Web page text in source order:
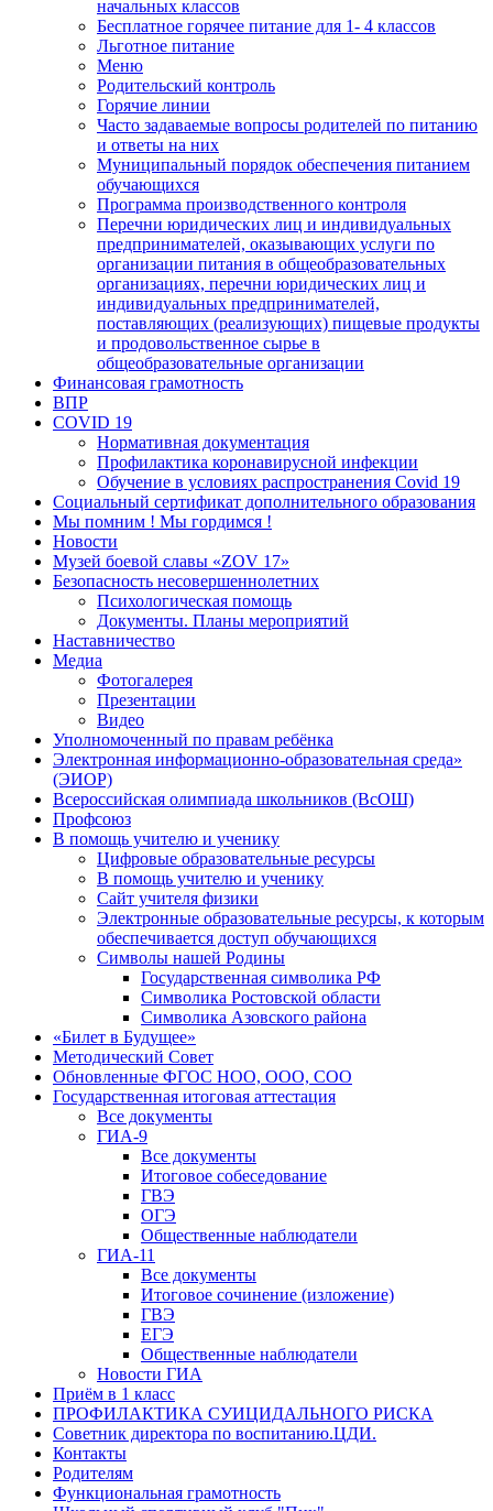
начальных классов
Бесплатное горячее питание для 1- 4 классов
Льготное питание
Меню
Родительский контроль
Горячие линии
Часто задаваемые вопросы родителей по питанию
и ответы на них
Муниципальный порядок обеспечения питанием
обучающихся
Программа производственного контроля
Перечни юридических лиц и индивидуальных
предпринимателей, оказывающих услуги по
организации питания в общеобразовательных
организациях, перечни юридических лиц и
индивидуальных предпринимателей,
поставляющих (реализующих) пищевые продукты
и продовольственное сырье в
общеобразовательные организации
Финансовая грамотность
ВПР
COVID 19
Нормативная документация
Профилактика коронавирусной инфекции
Обучение в условиях распространения Covid 19
Социальный сертификат дополнительного образования
Мы помним ! Мы гордимся !
Новости
Музей боевой славы «ZOV 17»
Безопасность несовершеннолетних
Психологическая помощь
Документы. Планы мероприятий
Наставничество
Медиа
Фотогалерея
Презентации
Видео
Уполномоченный по правам ребёнка
Электронная информационно-образовательная среда»
(ЭИОР)
Всероссийская олимпиада школьников (ВсОШ)
Профсоюз
В помощь учителю и ученику
Цифровые образовательные ресурсы
В помощь учителю и ученику
Сайт учителя физики
Электронные образовательные ресурсы, к которым
обеспечивается доступ обучающихся
Символы нашей Родины
Государственная символика РФ
Символика Ростовской области
Символика Азовского района
«Билет в Будущее»
Методический Совет
Обновленные ФГОС НОО, ООО, СОО
Государственная итоговая аттестация
Все документы
ГИА-9
Все документы
Итоговое собеседование
ГВЭ
ОГЭ
Общественные наблюдатели
ГИА-11
Все документы
Итоговое сочинение (изложение)
ГВЭ
ЕГЭ
Общественные наблюдатели
Новости ГИА
Приём в 1 класс
ПРОФИЛАКТИКА СУИЦИДАЛЬНОГО РИСКА
Советник директора по воспитанию.ЦДИ.
Контакты
Родителям
Функциональная грамотность